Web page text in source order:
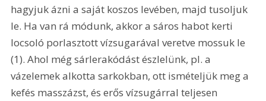
hagyjuk ázni a saját koszos levében, majd tusoljuk
le. Ha van rá módunk, akkor a sáros habot kerti
locsoló porlasztott vízsugarával veretve mossuk le
(1). Ahol még sárlerakódást észlelünk, pl. a
vázelemek alkotta sarkokban, ott ismételjük meg a
kefés masszázst, és erős vízsugárral teljesen